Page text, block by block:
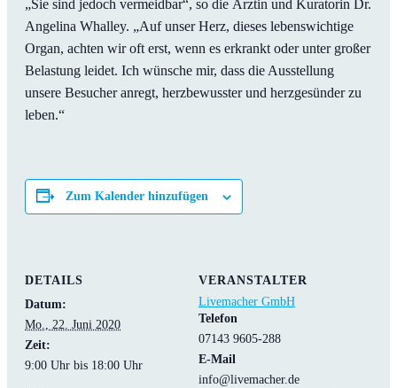
„Sie sind jedoch vermeidbar“, so die Ärztin und Kuratorin Dr.
Angelina Whalley. „Auf unser Herz, dieses lebenswichtige
Organ, achten wir oft erst, wenn es erkrankt oder unter großer
Belastung leidet. Ich wünsche mir, dass die Ausstellung
unsere Besucher anregt, herzbewusster und herzgesünder zu
leben.“
Zum Kalender hinzufügen
DETAILS
Datum:
Mo., 22. Juni 2020
Zeit:
9:00 Uhr bis 18:00 Uhr
VERANSTALTER
Livemacher GmbH
Telefon
07143 9605-288
E-Mail
info@livemacher.de